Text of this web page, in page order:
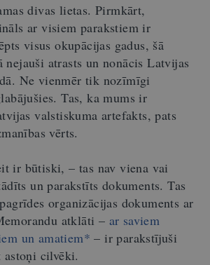
divas lietas. Pirmkārt,
ar visiem parakstiem ir
visus okupācijas gadus, šā
nejauši atrasts un nonācis Latvijas
Ne vienmēr tik nozīmīgi
Tas, ka mums ir
valstiskuma artefakts, pats
vērts.
ir būtiski, – tas nav viena vai
un parakstīts dokuments. Tas
organizācijas dokuments ar
atklāti – ar saviem
un amatiem* – ir parakstījuši
astoņi cilvēki.